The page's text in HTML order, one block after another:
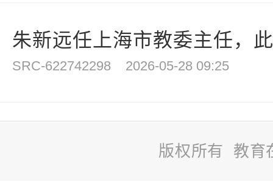
朱新远任上海市教委主任，
SRC-622742298 2026-05-28 09:25
版权所有 教育